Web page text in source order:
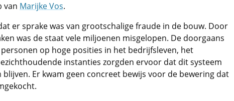
van Marijke Vos.
er sprake was van grootschalige fraude in de bouw. Door
was de staat vele miljoenen misgelopen. De doorgaans
op hoge posities in het bedrijfsleven, het
instanties zorgden ervoor dat dit systeem
Er kwam geen concreet bewijs voor de bewering dat